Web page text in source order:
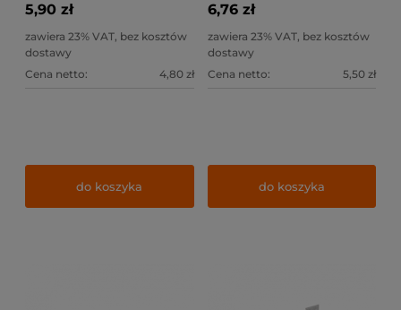
5,90 zł
zawiera 23% VAT, bez kosztów
dostawy
Cena netto:
4,80 zł
do koszyka
6,76 zł
zawiera 23% VAT, bez kosztów
dostawy
Cena netto:
5,50 zł
do koszyka